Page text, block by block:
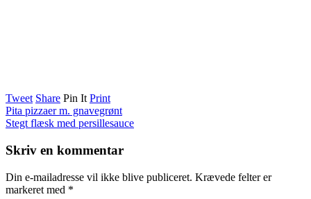
Tweet Share Pin It Print
Pita pizzaer m. gnavegrønt
Stegt flæsk med persillesauce
Skriv en kommentar
Din e-mailadresse vil ikke blive publiceret. Krævede felter er
markeret med *